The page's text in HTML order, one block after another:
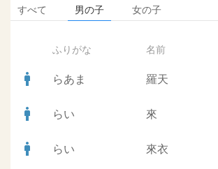
すべて 男の子 女の子
ふりがな 名前
man らあま 羅天
man らい 來
man らい 來衣